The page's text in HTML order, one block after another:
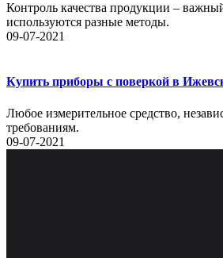
Контроль качества продукции –
используются разные методы.
09-07-2021
Купить приборы с поверкой в
Любое измерительное средство,
требованиям.
09-07-2021